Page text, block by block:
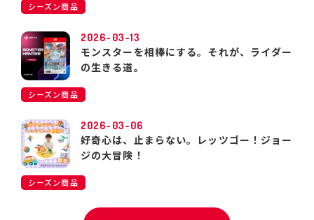
シーズン商品
2026-03-13
モンスターを相棒にする。それが、ライダー
の生きる道。
シーズン商品
2026-03-06
好奇心は、止まらない。レッツゴー！ジョー
ジの大冒険！
シーズン商品